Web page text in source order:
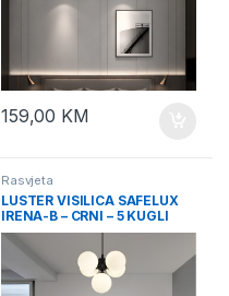
159,00 KM
Rasvjeta
LUSTER VISILICA SAFELUX
IRENA-B – CRNI – 5 KUGLI